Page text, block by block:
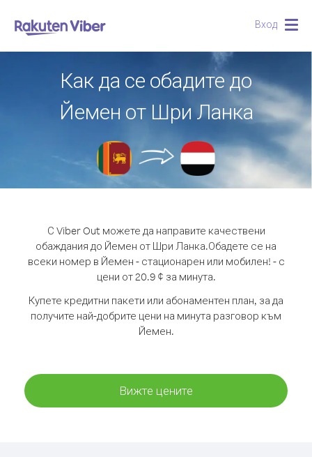
Вход
Как да се обадите до
Йемен от Шри Ланка
С Viber Out можете да направите качествени
обаждания до Йемен от Шри Ланка.Обадете се на
всеки номер в Йемен - стационарен или мобилен! - с
цени от 20.9 ¢ за минута.
Купете кредитни пакети или абонаментен план, за да
получите най-добрите цени на минута разговор към
Йемен.
Вижте цените